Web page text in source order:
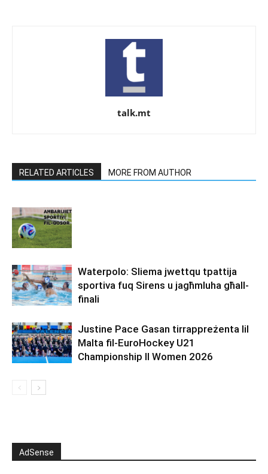
talk.mt
RELATED ARTICLES MORE FROM AUTHOR
Waterpolo: Sliema jwettqu tpattija
sportiva fuq Sirens u jagħmluha għall-
finali
Justine Pace Gasan tirrappreżenta lil
Malta fil-EuroHockey U21
Championship II Women 2026
AdSense